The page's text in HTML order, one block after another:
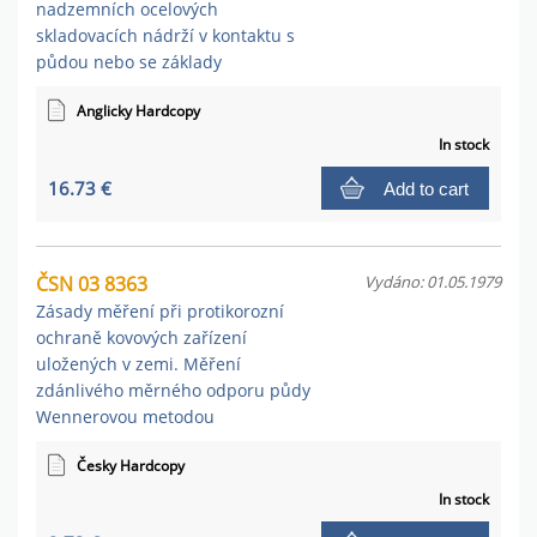
nadzemních ocelových
skladovacích nádrží v kontaktu s
půdou nebo se základy
Anglicky Hardcopy
In stock
16.73 € Add to cart
ČSN 03 8363
Zásady měření při protikorozní
ochraně kovových zařízení
uložených v zemi. Měření
zdánlivého měrného odporu půdy
Wennerovou metodou
Vydáno: 01.05.1979
Česky Hardcopy
In stock